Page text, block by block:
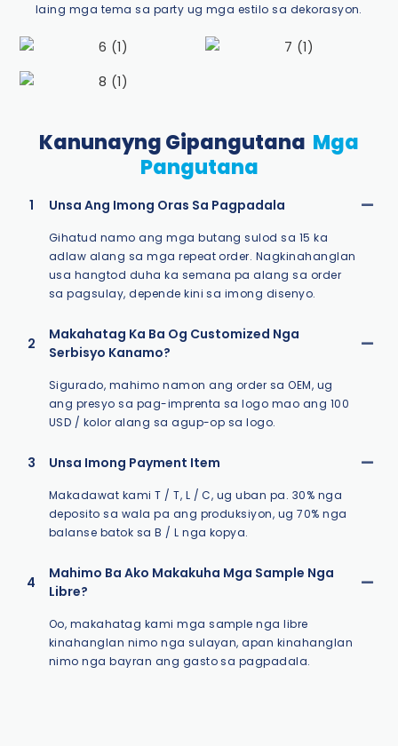
laing mga tema sa party ug mga estilo sa dekorasyon.
Kanunayng Gipangutana Mga
Pangutana
1 Unsa Ang Imong Oras Sa Pagpadala
Gihatud namo ang mga butang sulod sa 15 ka
adlaw alang sa mga repeat order. Nagkinahanglan
usa hangtod duha ka semana pa alang sa order
sa pagsulay, depende kini sa imong disenyo.
2
Makahatag Ka Ba Og Customized Nga
Serbisyo Kanamo?
Sigurado, mahimo namon ang order sa OEM, ug
ang presyo sa pag-imprenta sa logo mao ang 100
USD / kolor alang sa agup-op sa logo.
3 Unsa Imong Payment Item
Makadawat kami T / T, L / C, ug uban pa. 30% nga
deposito sa wala pa ang produksiyon, ug 70% nga
balanse batok sa B / L nga kopya.
4
Mahimo Ba Ako Makakuha Mga Sample Nga
Libre?
Oo, makahatag kami mga sample nga libre
kinahanglan nimo nga sulayan, apan kinahanglan
nimo nga bayran ang gasto sa pagpadala.